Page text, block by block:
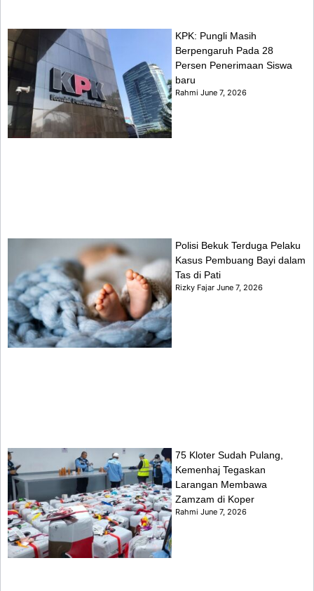
KPK: Pungli Masih
Berpengaruh Pada 28
Persen Penerimaan Siswa
baru
RahmiJune 7, 2026
Polisi Bekuk Terduga Pelaku
Kasus Pembuang Bayi dalam
Tas di Pati
Rizky FajarJune 7, 2026
75 Kloter Sudah Pulang,
Kemenhaj Tegaskan
Larangan Membawa
Zamzam di Koper
RahmiJune 7, 2026